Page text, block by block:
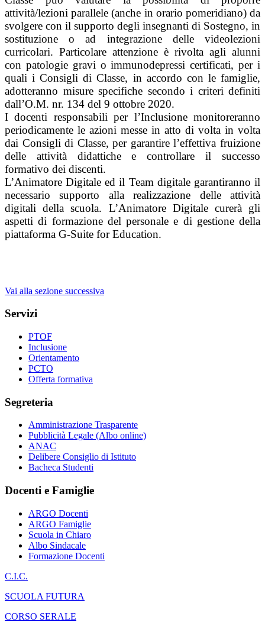
attività/lezioni parallele (anche in orario pomeridiano) da
svolgere con il supporto degli insegnanti di Sostegno, in
sostituzione o ad integrazione delle videolezioni
curricolari. Particolare attenzione è rivolta agli alunni
con patologie gravi o immunodepressi certificati, per i
quali i Consigli di Classe, in accordo con le famiglie,
adotteranno misure specifiche secondo i criteri definiti
dall’O.M. nr. 134 del 9 ottobre 2020.
I docenti responsabili per l’Inclusione monitoreranno
periodicamente le azioni messe in atto di volta in volta
dai Consigli di Classe, per garantire l’effettiva fruizione
delle attività didattiche e controllare il successo
formativo dei discenti.
L’Animatore Digitale ed il Team digitale garantiranno il
necessario supporto alla realizzazione delle attività
digitali della scuola. L’Animatore Digitale curerà gli
aspetti di formazione del personale e di gestione della
piattaforma G-Suite for Education.
Vai alla sezione successiva
Servizi
PTOF
Inclusione
Orientamento
PCTO
Offerta formativa
Segreteria
Amministrazione Trasparente
Pubblicità Legale (Albo online)
ANAC
Delibere Consiglio di Istituto
Bacheca Studenti
Docenti e Famiglie
ARGO Docenti
ARGO Famiglie
Scuola in Chiaro
Albo Sindacale
Formazione Docenti
C.I.C.
SCUOLA FUTURA
CORSO SERALE